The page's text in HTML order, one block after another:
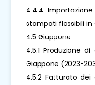
4.4.4
stampati flessibili in
4.5 Giappone
4.5.1 Produzione
Giappone (2023-
4.5.2 Fatturato